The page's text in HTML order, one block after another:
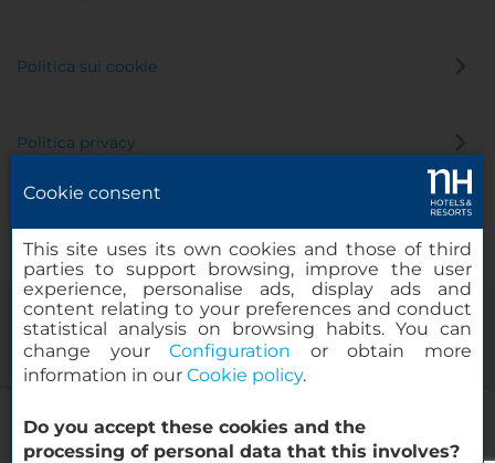
NH Bologna Villanova
Politica sui cookie
Politica privacy
© 2000-2026 MINOR HOTELS EUROPE & AMERICAS Santa Engracia
Cookie consent
This site uses its own cookies and those of third
parties to support browsing, improve the user
experience, personalise ads, display ads and
content relating to your preferences and conduct
statistical analysis on browsing habits. You can
change yourConfiguration or obtain more
information in our Cookie policy.
Do you accept these cookies and the
processing of personal data that this involves?